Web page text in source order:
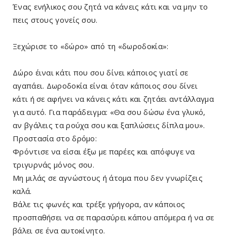
Ένας ενήλικος σου ζητά να κάνεις κάτι και να μην το
πεις στους γονείς σου.
Ξεχώρισε το «δώρο» από τη «δωροδοκία»:
Δώρο έιναι κάτι που σου δίνει κάποιος γιατί σε
αγαπάει. Δωροδοκία είναι όταν κάποιος σου δίνει
κάτι ή σε αφήνει να κάνεις κάτι και ζητάει αντάλλαγμα
για αυτό. Για παράδειγμα: «Θα σου δώσω ένα γλυκό,
αν βγάλεις τα ρούχα σου και ξαπλώσεις δίπλα μου».
Προστασία στο δρόμο:
Φρόντισε να είσαι έξω με παρέες και απόφυγε να
τριγυρνάς μόνος σου.
Μη μιλάς σε αγνώστους ή άτομα που δεν γνωρίζεις
καλά.
Βάλε τις φωνές και τρέξε γρήγορα, αν κάποιος
προσπαθήσει να σε παρασύρει κάπου απόμερα ή να σε
βάλει σε ένα αυτοκίνητο.